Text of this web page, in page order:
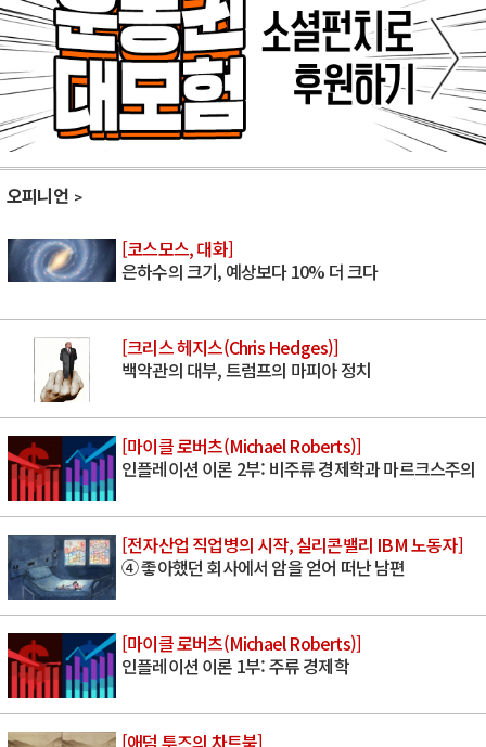
오피니언
[코스모스, 대화]
은하수의 크기, 예상보다 10% 더 크다
[크리스 헤지스(Chris Hedges)]
백악관의 대부, 트럼프의 마피아 정치
[마이클 로버츠(Michael Roberts)]
인플레이션 이론 2부: 비주류 경제학과 마르크스주의
[전자산업 직업병의 시작, 실리콘밸리 IBM 노동자]
④ 좋아했던 회사에서 암을 얻어 떠난 남편
[마이클 로버츠(Michael Roberts)]
인플레이션 이론 1부: 주류 경제학
[애덤 투즈의 차트북]